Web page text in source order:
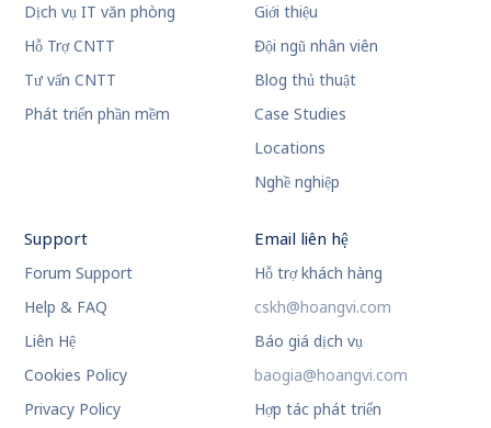
Dịch vụ IT văn phòng
Hỗ Trợ CNTT
Tư vấn CNTT
Phát triển phần mềm
Giới thiệu
Đội ngũ nhân viên
Blog thủ thuật
Case Studies
Locations
Nghề nghiệp
Support
Forum Support
Help & FAQ
Liên Hệ
Cookies Policy
Privacy Policy
Email liên hệ
Hỗ trợ khách hàng
cskh@hoangvi.com
Báo giá dịch vụ
baogia@hoangvi.com
Hợp tác phát triển